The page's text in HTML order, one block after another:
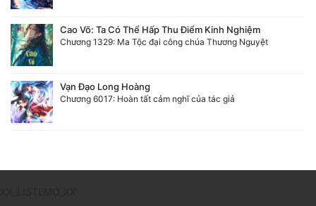
Cao Võ: Ta Có Thể Hấp Thu Điểm Kinh Nghiệm
Chương 1329: Ma Tộc đại công chúa Thương Nguyệt
Vạn Đạo Long Hoàng
Chương 6017: Hoàn tất cảm nghĩ của tác giả